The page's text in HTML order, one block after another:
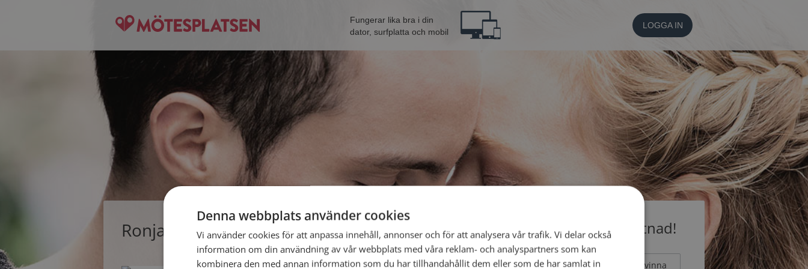
Fungerar lika bra i din
dator, surfplatta och mobil
LOGGA IN
Ronja88, singelkvinna från Vallentuna Bli medlem utan kostnad!
Jag är en: Man Kvinna
Denna webbplats använder cookies
Vi använder cookies för att anpassa innehåll, annonser och för att analysera vår trafik. Vi delar också
information om din användning av vår webbplats med våra reklam- och analyspartners som kan
kombinera den med annan information som du har tillhandahållit dem eller som de har samlat in